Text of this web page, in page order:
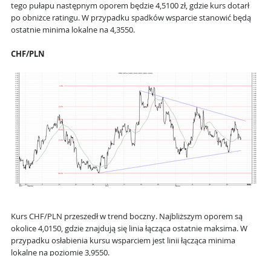
tego pułapu następnym oporem będzie 4,5100 zł, gdzie kurs dotarł
po obniżce ratingu. W przypadku spadków wsparcie stanowić będą
ostatnie minima lokalne na 4,3550.
CHF/PLN
Kurs CHF/PLN przeszedł w trend boczny. Najbliższym oporem są
okolice 4,0150, gdzie znajdują się linia łącząca ostatnie maksima. W
przypadku osłabienia kursu wsparciem jest linii łącząca minima
lokalne na poziomie 3,9550.